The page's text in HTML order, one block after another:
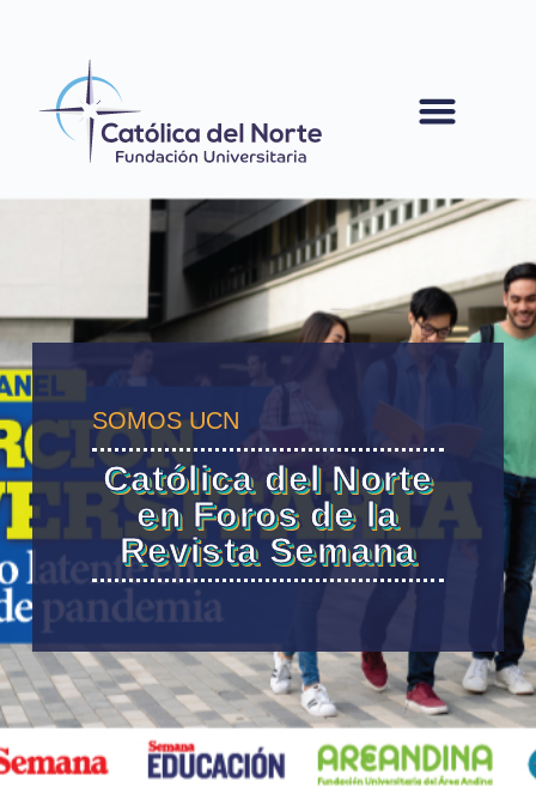
SOMOS UCN
Católica del Norte
en Foros de la
Revista Semana